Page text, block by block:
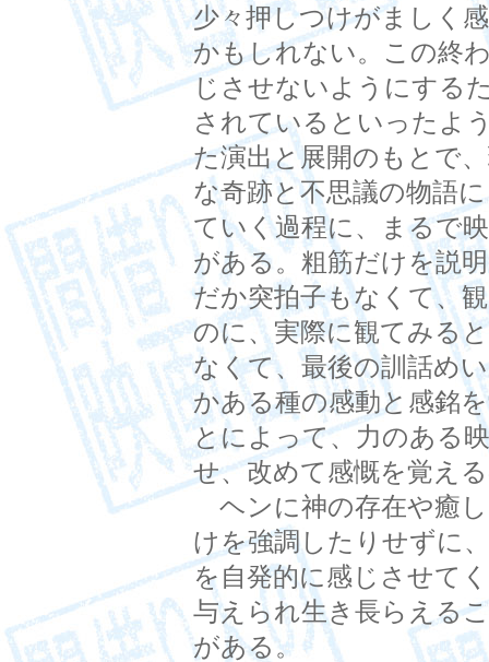
少々押しつけがましく
かもしれない。この終
じさせないようにする
されているといったよ
た演出と展開のもとで
な奇跡と不思議の物語
ていく過程に、まるで
がある。粗筋だけを説
だか突拍子もなくて、
のに、実際に観てみる
なくて、最後の訓話め
かある種の感動と感銘
とによって、力のある
せ、改めて感慨を覚え
ヘンに神の存在や癒
けを強調したりせずに
を自発的に感じさせて
与えられ生き長らえる
がある。